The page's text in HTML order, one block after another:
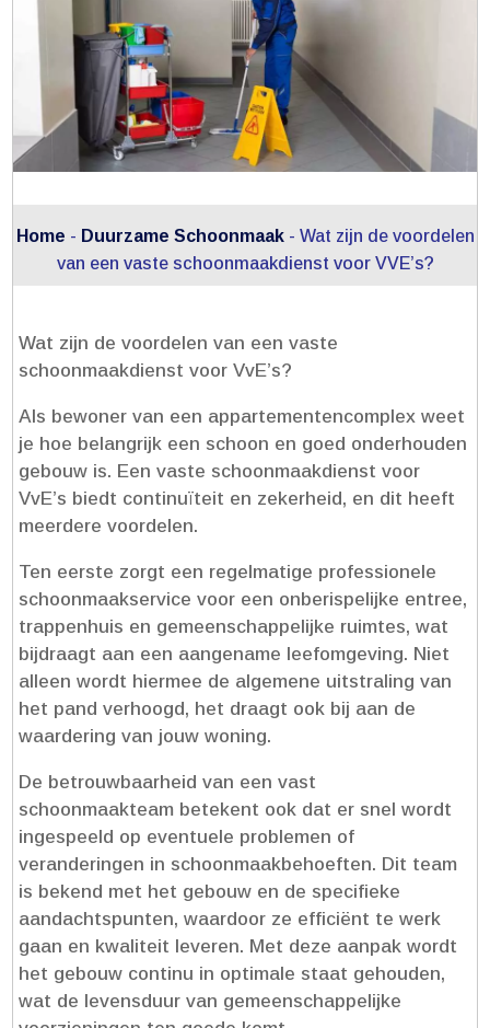
Home - Duurzame Schoonmaak- Wat zijn de voordelen
van een vaste schoonmaakdienst voor VVE’s?
Wat zijn de voordelen van een vaste
schoonmaakdienst voor VvE’s?
Als bewoner van een appartementencomplex weet
je hoe belangrijk een schoon en goed onderhouden
gebouw is.​ Een vaste schoonmaakdienst voor
VvE’s biedt continuïteit en zekerheid, en dit heeft
meerdere voordelen.​
Ten eerste zorgt een regelmatige professionele
schoonmaakservice voor een onberispelijke entree,
trappenhuis en gemeenschappelijke ruimtes, wat
bijdraagt aan een aangename leefomgeving.​ Niet
alleen wordt hiermee de algemene uitstraling van
het pand verhoogd, het draagt ook bij aan de
waardering van jouw woning.​
De betrouwbaarheid van een vast
schoonmaakteam betekent ook dat er snel wordt
ingespeeld op eventuele problemen of
veranderingen in schoonmaakbehoeften.​ Dit team
is bekend met het gebouw en de specifieke
aandachtspunten, waardoor ze efficiënt te werk
gaan en kwaliteit leveren.​ Met deze aanpak wordt
het gebouw continu in optimale staat gehouden,
wat de levensduur van gemeenschappelijke